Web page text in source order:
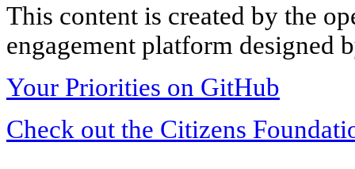
This content is created by the
engagement platform designed
Your Priorities on GitHub
Check out the Citizens